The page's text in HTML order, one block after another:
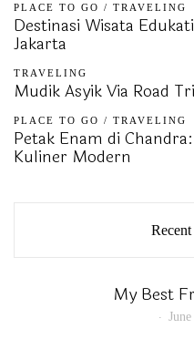
PLACE TO GO / TRAVELING
Destinasi Wisata
Jakarta
TRAVELING
Mudik Asyik Via Road
PLACE TO GO / TRAVELING
Petak Enam di
Kuliner Modern
My Best